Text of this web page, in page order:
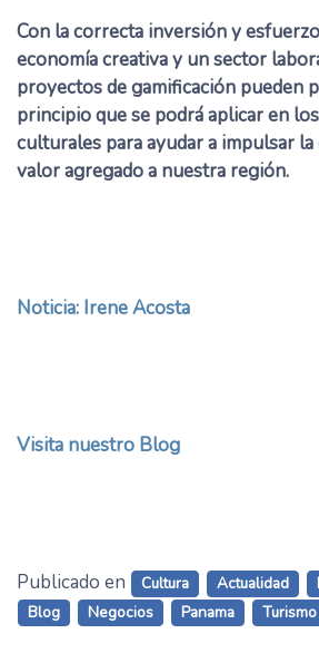
Con la correcta inversión y
economía creativa y un sector
proyectos de gamificación pueden
principio que se podrá aplicar en
culturales para ayudar a impulsar la
valor agregado a nuestra región.
Noticia: Irene Acosta
Visita nuestro Blog
Publicado en Cultura Actualidad
Blog
Negocios Panama Turismo